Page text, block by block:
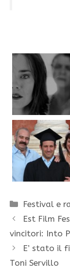
Categorie
Festival e
Est Film
vincitori: Into
E’ stato il
Toni Servillo